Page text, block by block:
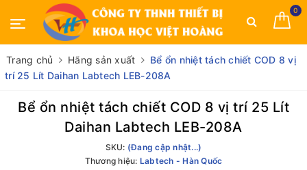
0
Trang chủ Hãng sản xuất
Bể ổn nhiệt tách chiết COD 8 vị
trí 25 Lít Daihan Labtech LEB-208A
Bể ổn nhiệt tách chiết COD 8 vị trí 25 Lít
Daihan Labtech LEB-208A
SKU: (Đang cập nhật...)
Thương hiệu: Labtech - Hàn Quốc